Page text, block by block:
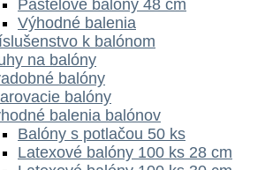
Pastelové balóny 48 cm
Výhodné balenia
k balónom
na balóny
balóny
balóny
balenia balónov
Balóny s potlačou 50 ks
Latexové balóny 100 ks 28 cm